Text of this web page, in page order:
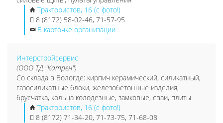
Трактористов, 16 (с фото!)
8 (8172) 58-02-46, 71-57-95
В карточке организации
Интерстройсервис
(ООО ТД "Катрен")
Со склада в Вологде: кирпич керамический, силикатный,
газосиликатные блоки, железобетонные изделия,
брусчатка, кольца колодезные, замковые, сваи, плиты
Трактористов, 16 (с фото!)
8 (8172) 71-34-20, 71-73-75, 71-68-08